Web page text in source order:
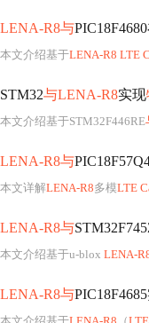
LENA-R8与
本文介绍基于LENA-R8 LTE
STM32与LENA-R8实现
本文介绍基于STM32F446RE
LENA-R8与
本文详解LENA-R8多模LTE
LENA-R8与
本文介绍基于u-blox LENA-
LENA-R8与